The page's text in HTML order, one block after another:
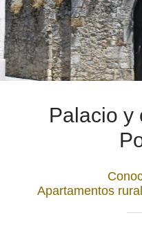
Palacio y
Apartamentos